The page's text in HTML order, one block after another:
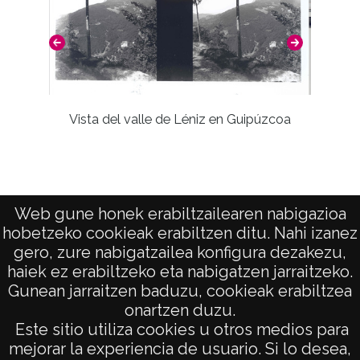
Web gune honek erabiltzailearen nabigazioa
hobetzeko cookieak erabiltzen ditu. Nahi izanez
gero, zure nabigatzailea konfigura dezakezu,
haiek ez erabiltzeko eta nabigatzen jarraitzeko.
Gunean jarraitzen baduzu, cookieak erabiltzea
onartzen duzu.
Este sitio utiliza cookies u otros medios para
mejorar la experiencia de usuario. Si lo desea,
CC BY-NC-SA 4.0
Vista del valle de Léniz en Guipúzcoa
AVISO LEGAL
POLÍTICA DE PRIVACIDAD